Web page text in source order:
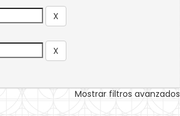
Mostrar filtros avanzados